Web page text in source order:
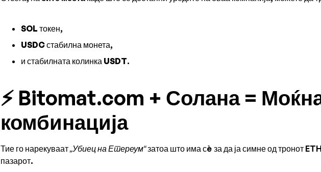
SOL токен,
USDCстабилна монета,
и стабилната колинка USDT.
⚡ Bitomat.com + Солана =
комбинација
Тие го нарекуваат„Убиец на Етереум“затоа што има сè за да ја симне од тронот
пазарот.